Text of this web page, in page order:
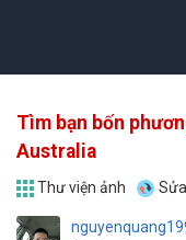
Tìm bạn bốn
Australia
Thư viện ảnh